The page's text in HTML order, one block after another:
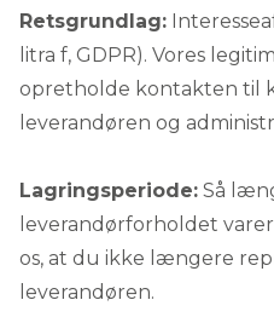
Retsgrundlag:
litra f, GDPR). Vores
opretholde kontakten til
leverandøren og
Lagringsperiode: Så
leverandørforholdet
os, at du ikke længere
leverandøren.